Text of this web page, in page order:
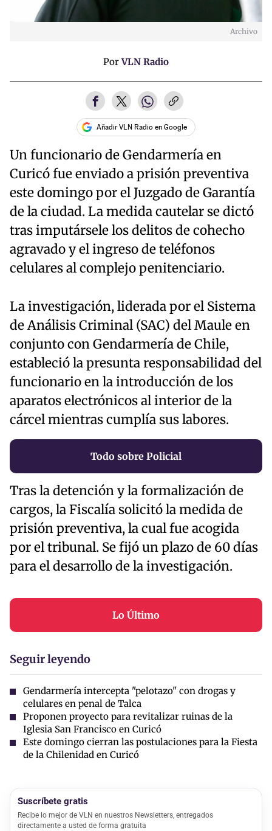
Archivo
PorVLN Radio
Añadir VLN Radio en Google
Un funcionario de Gendarmería en
Curicó fue enviado a prisión preventiva
este domingo por el Juzgado de Garantía
de la ciudad. La medida cautelar se dictó
tras imputársele los delitos de cohecho
agravado y el ingreso de teléfonos
celulares al complejo penitenciario.
La investigación, liderada por el Sistema
de Análisis Criminal (SAC) del Maule en
conjunto con Gendarmería de Chile,
estableció la presunta responsabilidad del
funcionario en la introducción de los
aparatos electrónicos al interior de la
cárcel mientras cumplía sus labores.
Todo sobre Policial
Tras la detención y la formalización de
cargos, la Fiscalía solicitó la medida de
prisión preventiva, la cual fue acogida
por el tribunal. Se fijó un plazo de 60 días
para el desarrollo de la investigación.
Lo Último
Seguir leyendo
Gendarmería intercepta "pelotazo" con drogas y
celulares en penal de Talca
Proponen proyecto para revitalizar ruinas de la
Iglesia San Francisco en Curicó
Este domingo cierran las postulaciones para la Fiesta
de la Chilenidad en Curicó
Suscríbete gratis
Recibe lo mejor de VLN en nuestros Newsletters, entregados
directamente a usted de forma gratuita